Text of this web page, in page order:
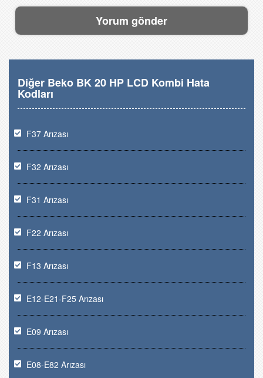
Diğer Beko BK 20 HP LCD Kombi Hata
Kodları
F37 Arızası
F32 Arızası
F31 Arızası
F22 Arızası
F13 Arızası
E12-E21-F25 Arızası
E09 Arızası
E08-E82 Arızası